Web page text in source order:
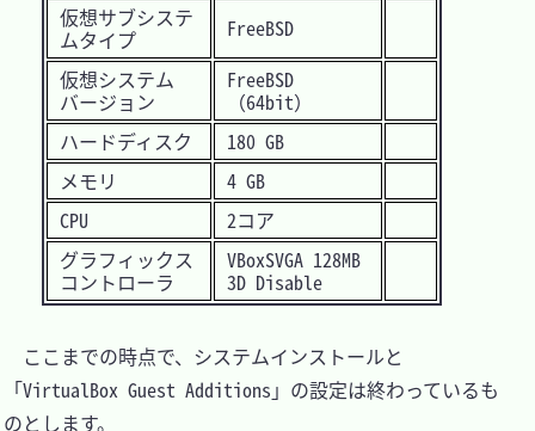
仮想サブシステ
ムタイプ
FreeBSD
仮想システム
バージョン
FreeBSD
（64bit）
ハードディスク
180 GB
メモリ
4 GB
CPU
2コア
グラフィックス
コントローラ
VBoxSVGA 128MB
3D Disable
ここまでの時点で、システムインストールと
「VirtualBox Guest Additions」の設定は終わっているも
のとします。